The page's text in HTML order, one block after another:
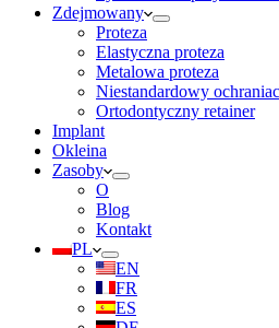
Zdejmowany
Proteza
Elastyczna proteza
Metalowa proteza
Niestandardowy
Ortodontyczny retainer
Implant
Okleina
Zasoby
O
Blog
Kontakt
PL
EN
FR
ES